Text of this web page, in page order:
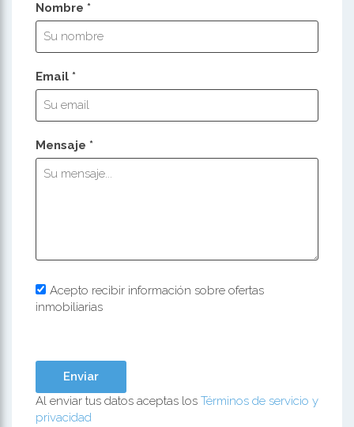
Nombre *
Email *
Mensaje *
Acepto recibir información sobre ofertas
inmobiliarias
Al enviar tus datos aceptas los Términos de servicio y
privacidad